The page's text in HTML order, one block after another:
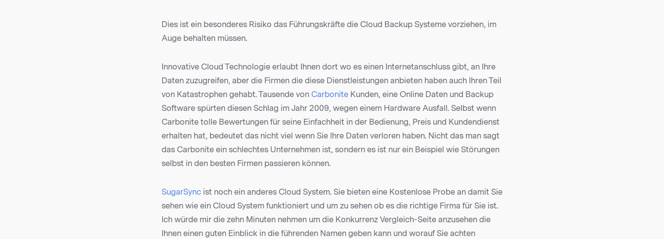
Dies ist ein besonderes Risiko das Führungskräfte die Cloud Backup Systeme vorziehen, im
Auge behalten müssen.
Innovative Cloud Technologie erlaubt Ihnen dort wo es einen Internetanschluss gibt, an Ihre
Daten zuzugreifen, aber die Firmen die diese Dienstleistungen anbieten haben auch Ihren Teil
von Katastrophen gehabt. Tausende von Carbonite Kunden, eine Online Daten und Backup
Software spürten diesen Schlag im Jahr 2009, wegen einem Hardware Ausfall. Selbst wenn
Carbonite tolle Bewertungen für seine Einfachheit in der Bedienung, Preis und Kundendienst
erhalten hat, bedeutet das nicht viel wenn Sie Ihre Daten verloren haben. Nicht das man sagt
das Carbonite ein schlechtes Unternehmen ist, sondern es ist nur ein Beispiel wie Störungen
selbst in den besten Firmen passieren können.
SugarSync ist noch ein anderes Cloud System. Sie bieten eine Kostenlose Probe an damit Sie
sehen wie ein Cloud System funktioniert und um zu sehen ob es die richtige Firma für Sie ist.
Ich würde mir die zehn Minuten nehmen um die Konkurrenz Vergleich-Seite anzusehen die
Ihnen einen guten Einblick in die führenden Namen geben kann und worauf Sie achten